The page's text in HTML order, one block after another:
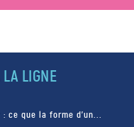
LIGNE
: ce que la forme d’un...